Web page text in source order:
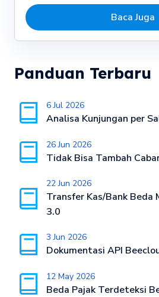
Baca Juga
Panduan Terbaru
6 Jul 2026
Analisa Kunjungan per
26 Jun 2026
Tidak Bisa Tambah
22 Jun 2026
Transfer Kas/Bank Beda
3.0
3 Jun 2026
Dokumentasi API
12 May 2026
Beda Pajak Terdeteksi